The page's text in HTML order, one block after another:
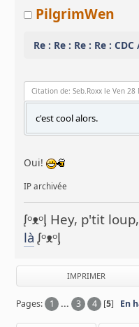
PilgrimWen
Re : Re : Re : Re : CDC
Citation de: Seb.Roxx le Ven
c'est cool alors.
Oui!
IP archivée
ᶘᵒᴥᵒᶅ Hey, p'tit
là ᶘᵒᴥᵒᶅ
IMPRIMER
Pages: 1 ... 3 4 [5] En